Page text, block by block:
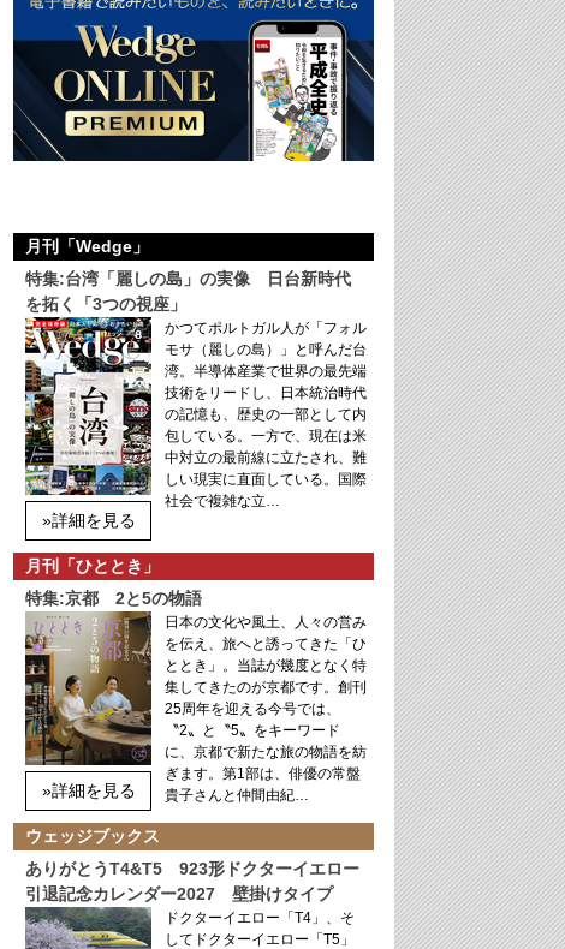
月刊「Wedge」
特集:台湾「麗しの島」の実像 日台新時代
を拓く「3つの視座」
»詳細を見る
かつてポルトガル人が「フォル
モサ（麗しの島）」と呼んだ台
湾。半導体産業で世界の最先端
技術をリードし、日本統治時代
の記憶も、歴史の一部として内
包している。一方で、現在は米
中対立の最前線に立たされ、難
しい現実に直面している。国際
社会で複雑な立…
月刊「ひととき」
特集:京都 2と5の物語
»詳細を見る
日本の文化や風土、人々の営み
を伝え、旅へと誘ってきた「ひ
ととき」。当誌が幾度となく特
集してきたのが京都です。創刊
25周年を迎える今号では、
〝2〟と〝5〟をキーワード
に、京都で新たな旅の物語を紡
ぎます。第1部は、俳優の常盤
貴子さんと仲間由紀…
ウェッジブックス
ありがとうT4&T5 923形ドクターイエロー
引退記念カレンダー2027 壁掛けタイプ
ドクターイエロー「T4」、そ
してドクターイエロー「T5」